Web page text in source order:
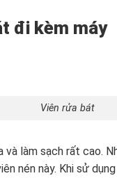
đi kèm máy
Viên rửa bát
và làm sạch rất cao.
nén này. Khi sử